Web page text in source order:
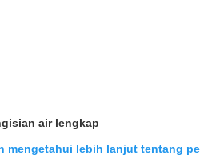
air lengkap
mengetahui lebih lanjut tentang